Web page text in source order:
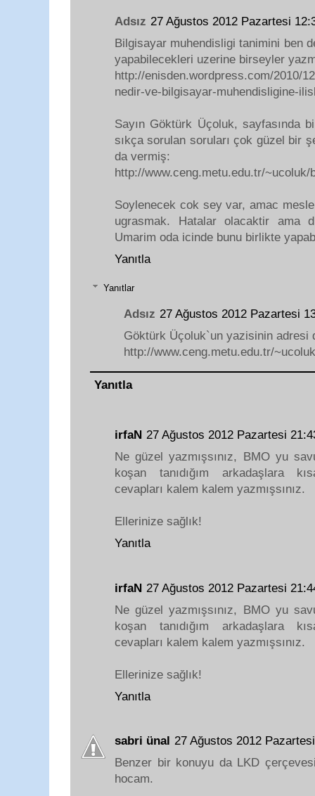
Adsız 27 Ağustos 2012 Pazartesi
Bilgisayar muhendisligi tanimini ben
yapabilecekleri uzerine birseyler
http://enisden.wordpress.com/2010/
nedir-ve-bilgisayar-muhendisligine-
Sayın Göktürk Üçoluk, sayfasında
sıkça sorulan soruları çok güzel bir
da vermiş:
http://www.ceng.metu.edu.tr/~ucoluk/
Soylenecek cok sey var, amac
ugrasmak. Hatalar olacaktir ama
Umarim oda icinde bunu birlikte
Yanıtla
Yanıtlar
Adsız 27 Ağustos 2012 Pazartesi
Göktürk Üçoluk`un yazisinin adresi
http://www.ceng.metu.edu.tr/
Yanıtla
irfaN 27 Ağustos 2012 Pazartesi
Ne güzel yazmışsınız, BMO yu
koşan tanıdığım arkadaşlara
cevapları kalem kalem yazmışsınız.
Ellerinize sağlık!
Yanıtla
irfaN 27 Ağustos 2012 Pazartesi
Ne güzel yazmışsınız, BMO yu
koşan tanıdığım arkadaşlara
cevapları kalem kalem yazmışsınız.
Ellerinize sağlık!
Yanıtla
sabri ünal 27 Ağustos 2012
Benzer bir konuyu da LKD
hocam.